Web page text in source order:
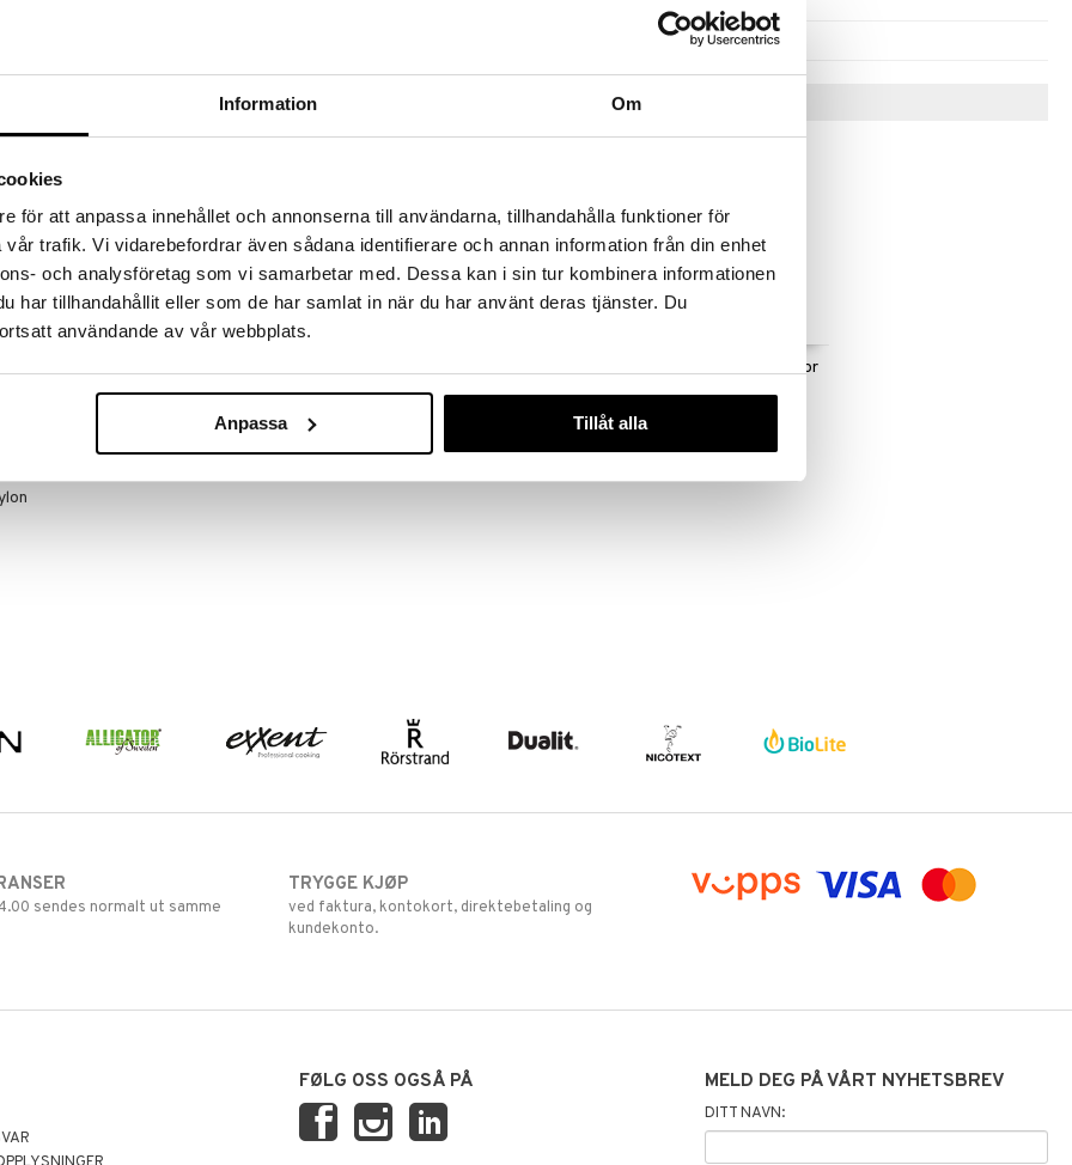
Information Om
för att anpassa innehållet och annonserna till användarna, tillhandahålla funktioner för
trafik. Vi vidarebefordrar även sådana identifierare och annan information från din enhet
och analysföretag som vi samarbetar med. Dessa kan i sin tur kombinera informationen
har tillhandahållit eller som de har samlat in när du har använt deras tjänster. Du
användande av vår webbplats.
Anpassa Tillåt alla
kuppene!
produkter.
til og med 31/8 2026, men vær rask –
dine kan fort gå tom!
»
fra Eva Solo. Fuglemateren er laget av klart
når fuglene spiser. Designet gjør det enkelt for
det er enkelt å tilsette glasskulene. Glasskoppene
Eva Solo Fuglemater for
sendes normalt ut samme
TRYGGE KJØP
ved faktura, kontokort, direktebetaling og
kundekonto.
FØLG OSS OGSÅ PÅ MELD DEG PÅ VÅRT NYHETSBREV
DITT NAVN: